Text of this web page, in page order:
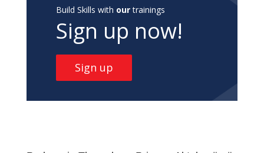
Build Skills with ourtrainings
Sign up now!
Sign up